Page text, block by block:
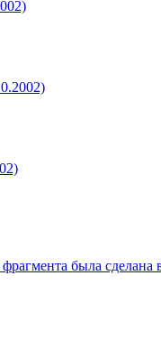
была сделана